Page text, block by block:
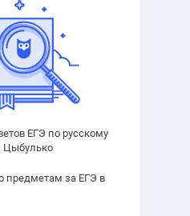
ЕГЭ по русскому
Цыбулько
предметам за ЕГЭ в